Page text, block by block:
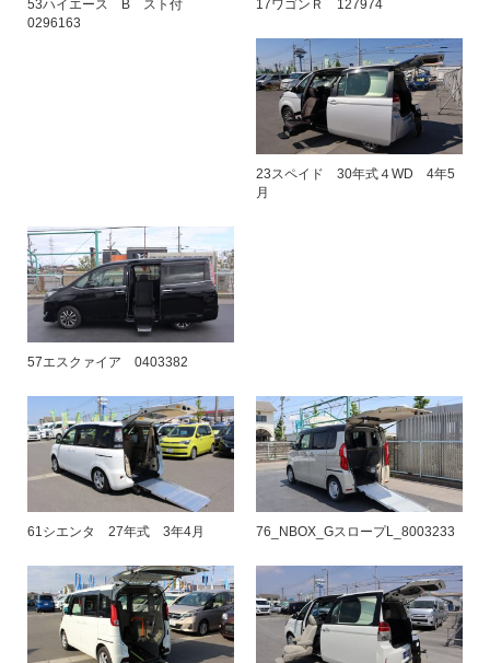
53ハイエース B スト付
0296163
17ワゴンＲ 127974
23スペイド 30年式４WD 4年5
月
57エスクァイア 0403382
61シエンタ 27年式 3年4月 76_NBOX_GスロープL_8003233